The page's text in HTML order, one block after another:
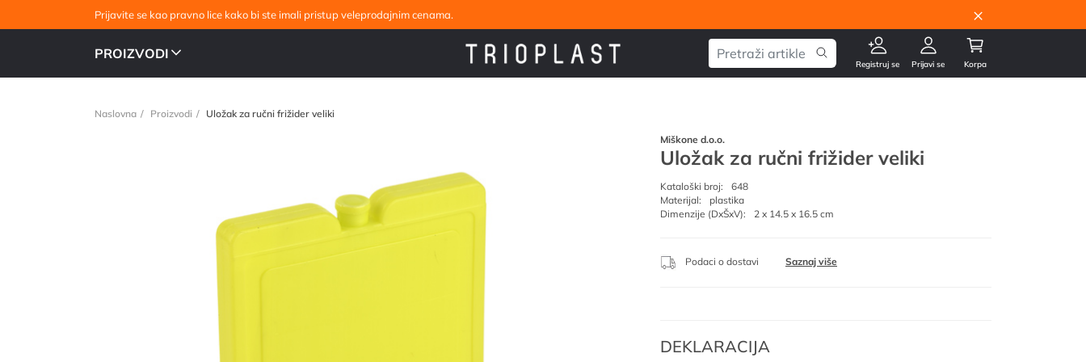
Prijavite se kao pravno lice kako bi ste imali pristup veleprodajnim cenama. ×
PROIZVODI
Registruj se Prijavi se Korpa
Naslovna Proizvodi Uložak za ručni frižider veliki
Miškone d.o.o.
Uložak za ručni frižider veliki
Kataloški broj:
648
Materijal:
plastika
Dimenzije (DxŠxV):
2 x 14.5 x 16.5 cm
Podaci o dostavi Saznaj više
DEKLARACIJA